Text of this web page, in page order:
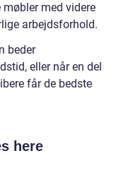
med videre
arbejdsforhold.
beder
eller når en del
får de bedste
here